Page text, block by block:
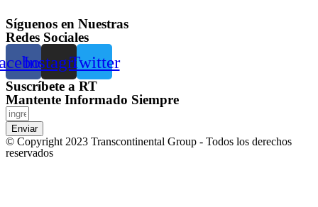
Síguenos en Nuestras
Redes Sociales
InstagramTwitter
Suscríbete a RT
Mantente Informado Siempre
Enviar
© Copyright 2023 Transcontinental Group - Todos los derechos
reservados